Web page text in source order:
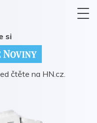
si
čtěte na HN.cz.